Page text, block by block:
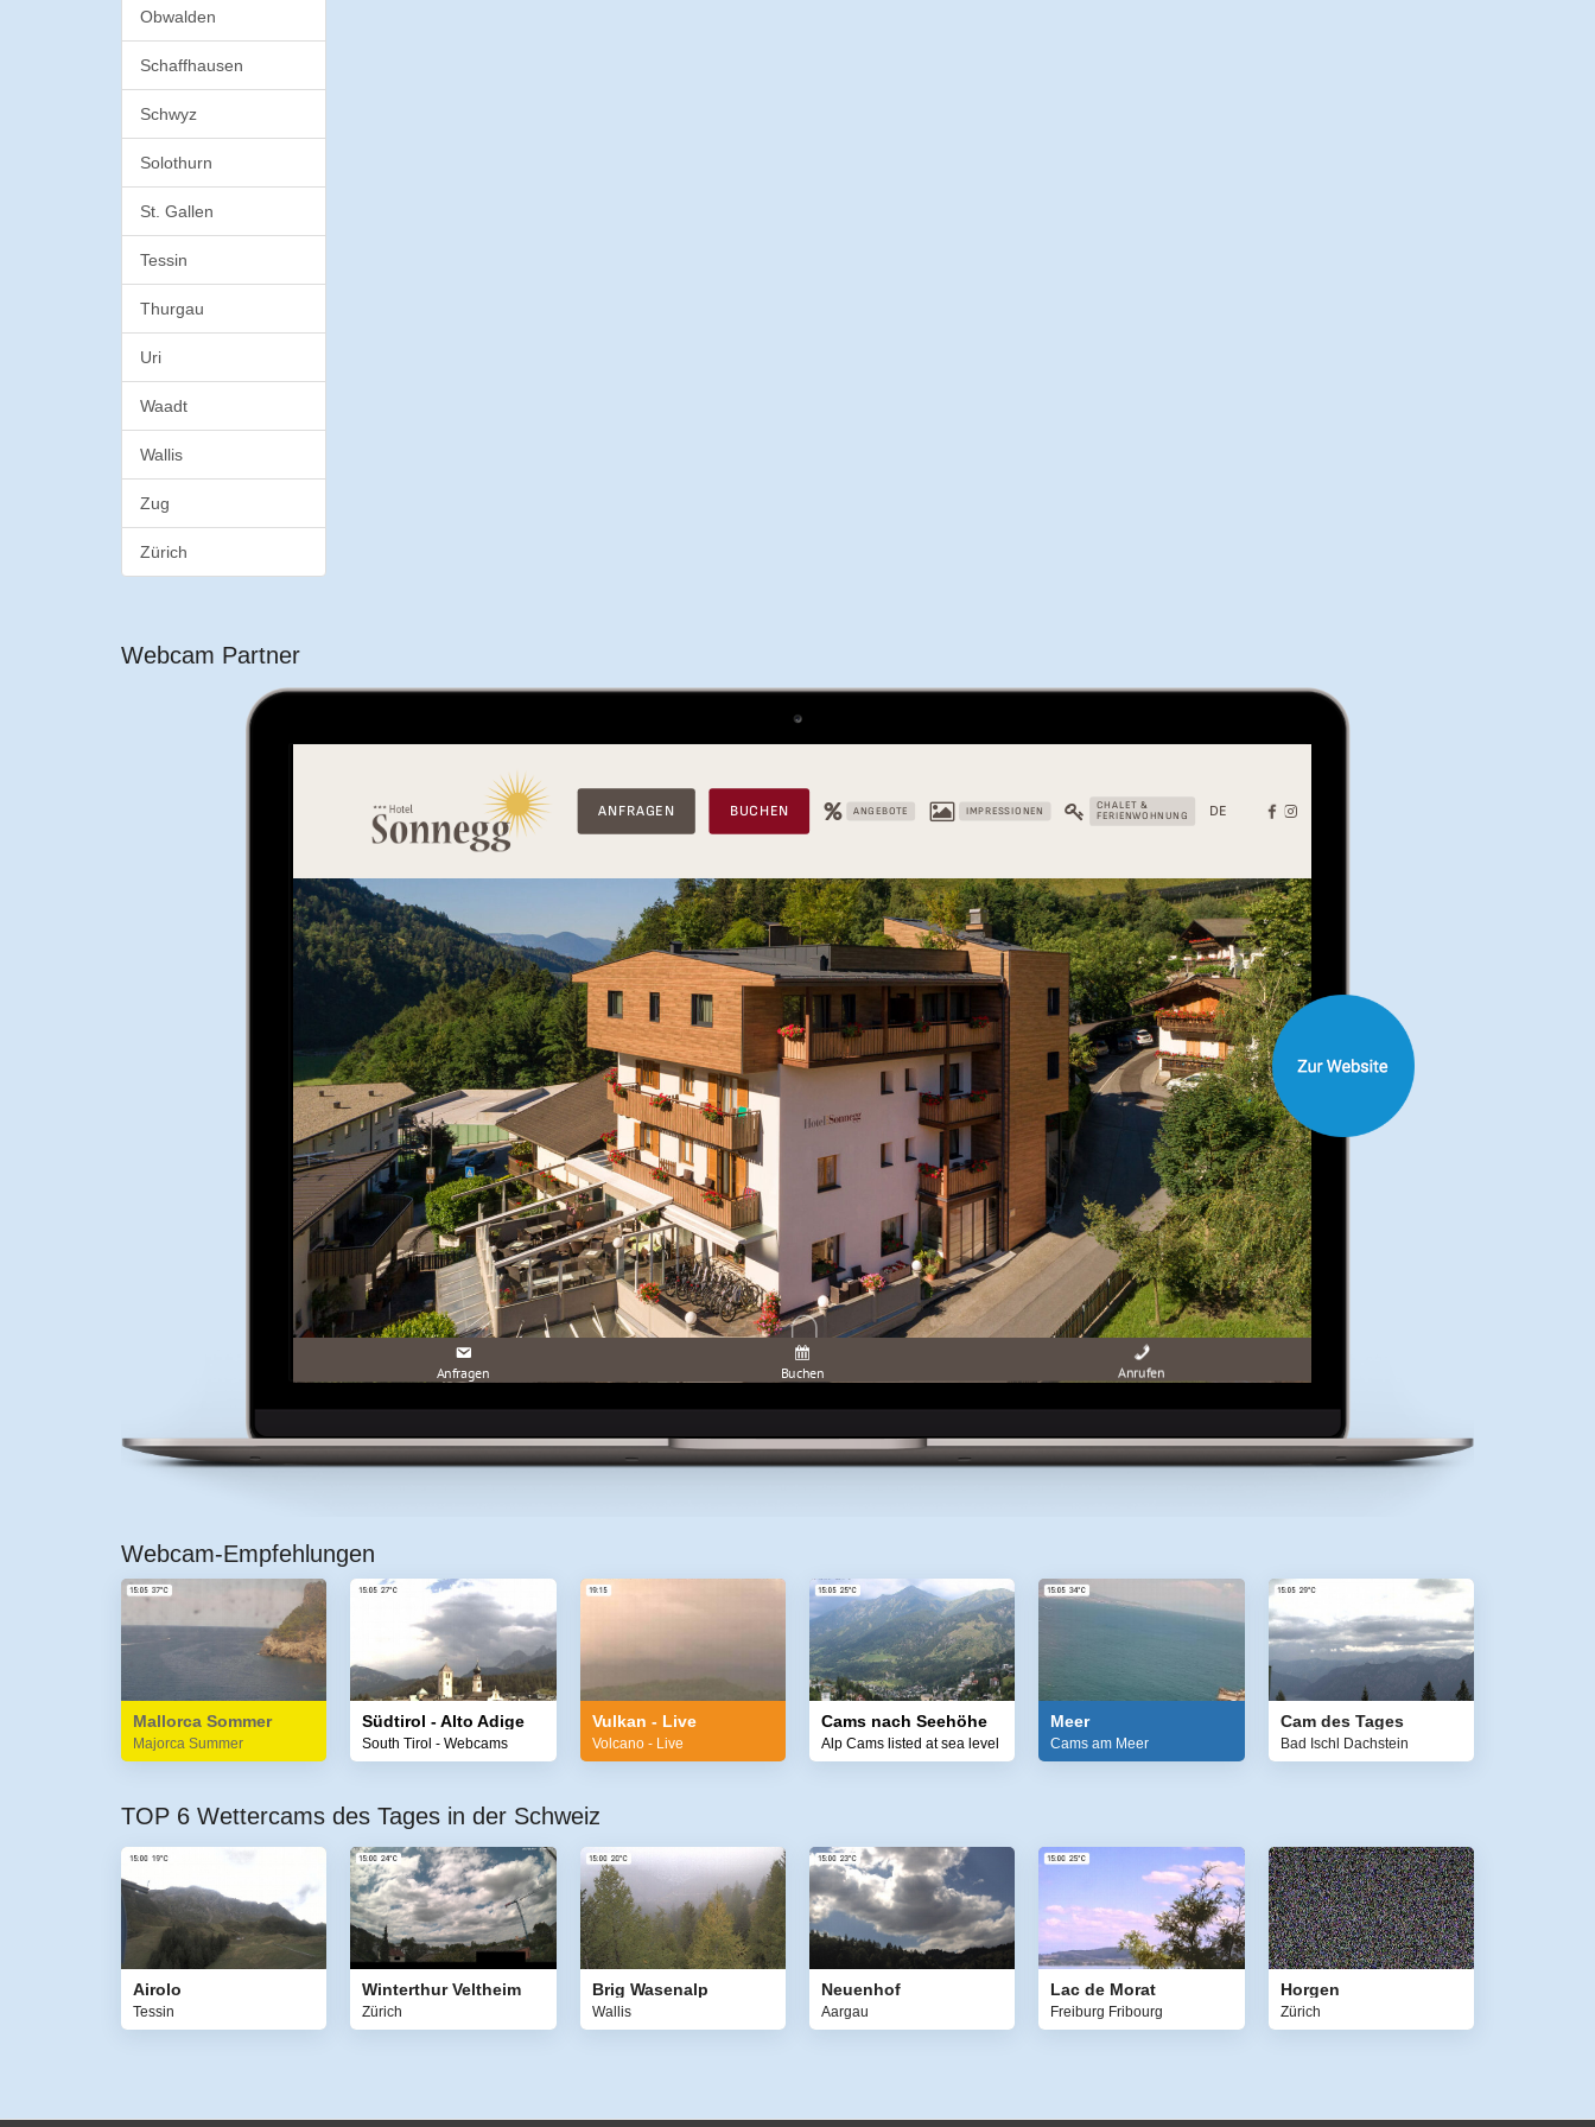
Obwalden
Schaffhausen
Schwyz
Solothurn
St. Gallen
Tessin
Thurgau
Uri
Waadt
Wallis
Zug
Zürich
Webcam Partner
Webcam-Empfehlungen
Mallorca Sommer
Majorca Summer
Südtirol - Alto Adige
South Tirol - Webcams
Vulkan - Live
Volcano - Live
Cams nach Seehöhe
Alp Cams listed at sea level
Meer
Cams am Meer
Cam des Tages
Bad Ischl Dachstein
TOP 6 Wettercams des Tages in der Schweiz
Airolo
Tessin
Winterthur Veltheim
Zürich
Brig Wasenalp
Wallis
Neuenhof
Aargau
Lac de Morat
Freiburg Fribourg
Horgen
Zürich